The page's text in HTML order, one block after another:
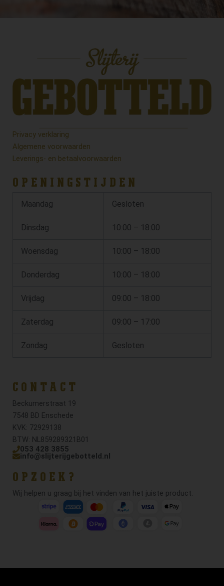
Privacy verklaring
Algemene voorwaarden
Leverings- en betaalvoorwaarden
OPENINGSTIJDEN
Maandag Gesloten
Dinsdag 10:00 – 18:00
Woensdag 10:00 – 18:00
Donderdag 10:00 – 18:00
Vrijdag 09:00 – 18:00
Zaterdag 09:00 – 17:00
Zondag Gesloten
CONTACT
Beckumerstraat 19
7548 BD Enschede
KVK: 72929138
BTW: NL859289321B01
053 428 3855
info@slijterijgebotteld.nl
OPZOEK?
Wij helpen u graag bij het vinden van het juiste product.